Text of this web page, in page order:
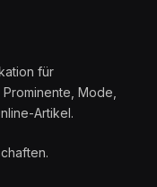
für
Mode,
Artikel.